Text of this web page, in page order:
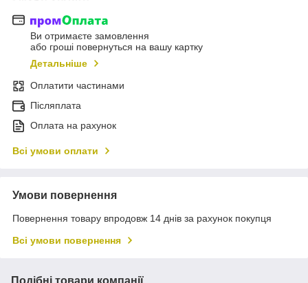
Ви отримаєте замовлення
або гроші повернуться на вашу картку
Детальніше
Оплатити частинами
Післяплата
Оплата на рахунок
Всі умови оплати
Умови повернення
Повернення товару впродовж 14 днів за рахунок покупця
Всі умови повернення